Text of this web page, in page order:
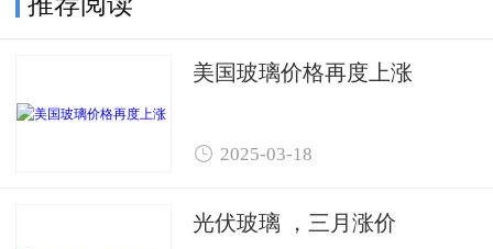
美国玻璃价格再度上涨
 2025-03-18
光伏玻璃 ，三月涨价